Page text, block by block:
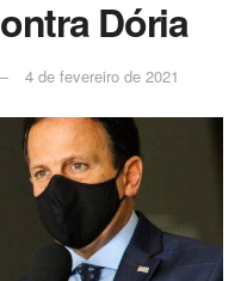
Dória
4 de fevereiro de 2021